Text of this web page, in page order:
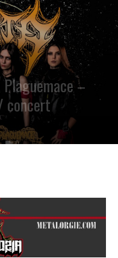
Plaguemace –
concert
0